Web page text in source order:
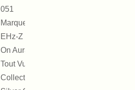
051
Marque :
EHz-Z by
On Aura
Tout Vu
Collection :